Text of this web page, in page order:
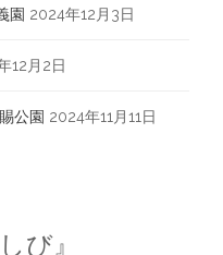
園 2024年12月3日
12月2日
公園 2024年11月11日
び』